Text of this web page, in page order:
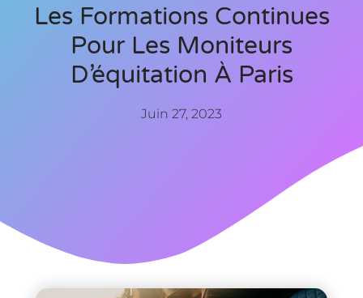
Les Formations Continues
Pour Les Moniteurs
D’équitation À Paris
Juin 27, 2023